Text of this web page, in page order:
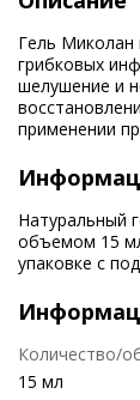
Гель Миколан
грибковых
шелушение и
применении
Натуральный
объемом 15
упаковке с
Количество/
15 мл